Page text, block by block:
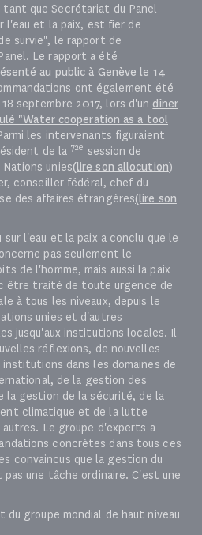
tant que Secrétariat du Panel
l'eau et la paix, est fier de
survie", le rapport de
Le rapport a été
au public à Genève le 14
ont également été
septembre 2017, lors d'un dîner
"Water cooperation as a tool
les intervenants figuraient
de la 72e session de
unies(lire son allocution)
conseiller fédéral, chef du
des affaires étrangères(lire son
sur l'eau et la paix a conclu que le
pas seulement le
de l'homme, mais aussi la paix
être traité de toute urgence de
à tous les niveaux, depuis le
unies et d'autres
jusqu'aux institutions locales. Il
réflexions, de nouvelles
dans les domaines de
de la gestion des
la gestion de la sécurité, de la
climatique et de la lutte
Le groupe d'experts a
concrètes dans tous ces
convaincus que la gestion du
une tâche ordinaire. C'est une
du groupe mondial de haut niveau